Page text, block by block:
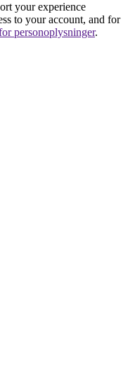
your experience
to your account, and for
personoplysninger.